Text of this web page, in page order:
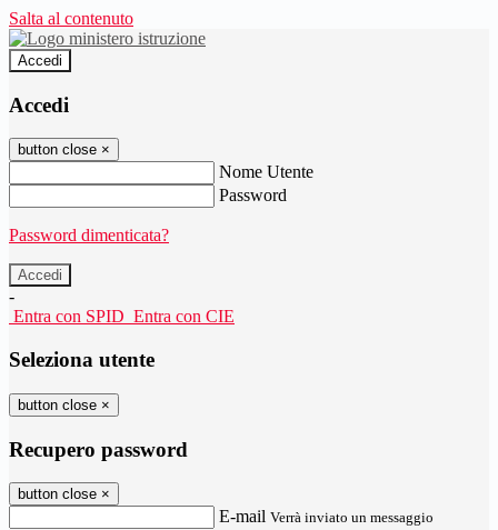
Salta al contenuto
Accedi
Accedi
button close ×
Nome Utente
Password
Password dimenticata?
-
Entra con SPID Entra con CIE
Seleziona utente
button close ×
Recupero password
button close ×
E-mail Verrà inviato un messaggio